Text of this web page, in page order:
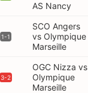
AS Nancy
1-1
SCO Angers
vs Olympique
Marseille
3-2
OGC Nizza vs
Olympique
Marseille